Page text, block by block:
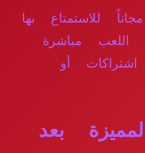
للاستمتاع بها
مباشرة
أو
بعد